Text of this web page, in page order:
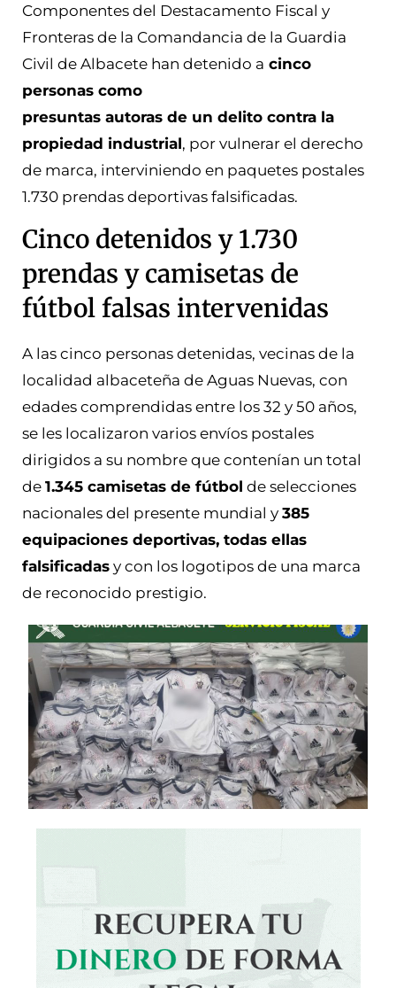
Componentes del Destacamento Fiscal y
Fronteras de la Comandancia de la Guardia
Civil de Albacete han detenido a cinco
personas como
presuntas autoras de un delito contra la
propiedad industrial, por vulnerar el derecho
de marca, interviniendo en paquetes postales
1.730 prendas deportivas falsificadas.
Cinco detenidos y 1.730
prendas y camisetas de
fútbol falsas intervenidas
A las cinco personas detenidas, vecinas de la
localidad albaceteña de Aguas Nuevas, con
edades comprendidas entre los 32 y 50 años,
se les localizaron varios envíos postales
dirigidos a su nombre que contenían un total
de 1.345 camisetas de fútbol de selecciones
nacionales del presente mundial y 385
equipaciones deportivas, todas ellas
falsificadas y con los logotipos de una marca
de reconocido prestigio.